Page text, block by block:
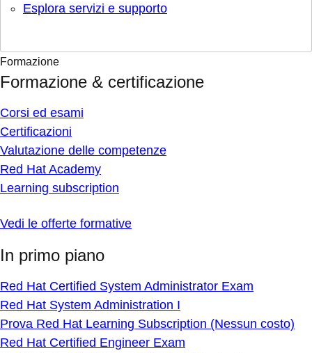
Esplora servizi e supporto
Formazione
Formazione & certificazione
Corsi ed esami
Certificazioni
Valutazione delle competenze
Red Hat Academy
Learning subscription
Vedi le offerte formative
In primo piano
Red Hat Certified System Administrator Exam
Red Hat System Administration I
Prova Red Hat Learning Subscription (Nessun costo)
Red Hat Certified Engineer Exam